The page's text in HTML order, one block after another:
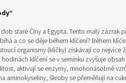
staré Číny a Egypta. Tento malý zázrak
a co se děje během klíčení? Během
organismy (klíčky) získávají co nejvíce
klíčení se v semínku zvyšuje
aktivují se enzymy, mnohonásobně
aminokyseliny, škroby se přeměňují na